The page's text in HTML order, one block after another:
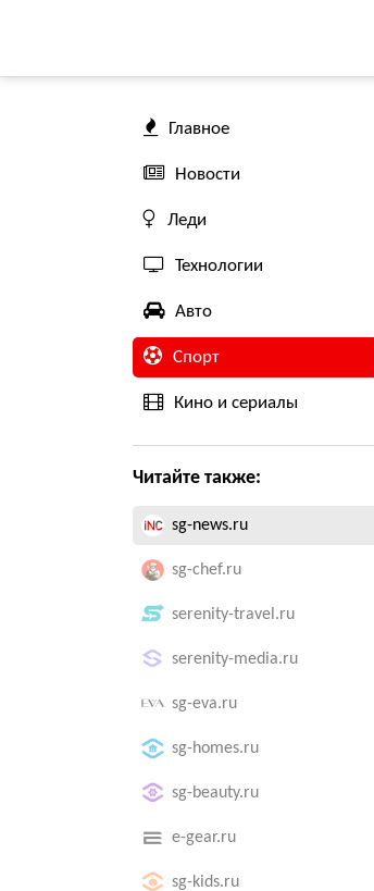
Главное
Новости
Леди
Технологии
Авто
Спорт
Кино и сериалы
Читайте также:
sg-news.ru
sg-chef.ru
serenity-travel.ru
serenity-media.ru
sg-eva.ru
sg-homes.ru
sg-beauty.ru
e-gear.ru
sg-kids.ru